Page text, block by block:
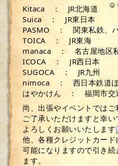
Kitaca ： JR北海道
Suica ： JR東日本
PASMO ： 関東私鉄、
TOICA ： JR東海
manaca ： 名古屋地区
ICOCA ： JR西日本
SUGOCA ： JR九州
nimoca ： 西日本鉄道
はやかけん ： 福岡市交
尚、出張やイベントでは
ご了承いただけますと幸い
よろしくお願いいたします
他、各種クレジットカー
可能になりますので引き
ます。